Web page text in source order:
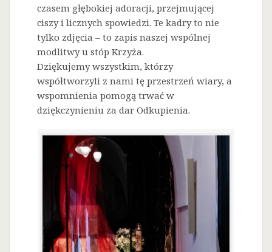
czasem głębokiej adoracji, przejmującej
ciszy i licznych spowiedzi. Te kadry to nie
tylko zdjęcia – to zapis naszej wspólnej
modlitwy u stóp Krzyża.
Dziękujemy wszystkim, którzy
współtworzyli z nami tę przestrzeń wiary, a
wspomnienia pomogą trwać w
dziękczynieniu za dar Odkupienia.